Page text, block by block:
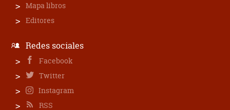
Mapa libros
Editores
Redes sociales
Facebook
Twitter
Instagram
RSS